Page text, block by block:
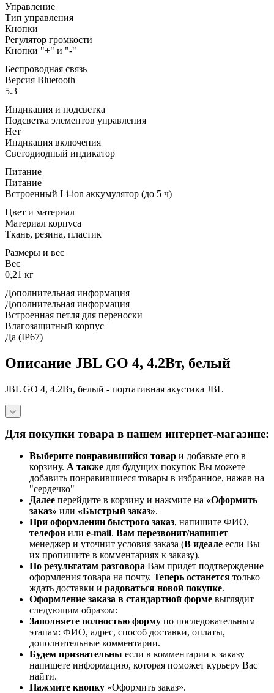
Управление
Тип управления
Кнопки
Регулятор громкости
Кнопки "+" и "-"
Беспроводная связь
Версия Bluetooth
5.3
Индикация и подсветка
Подсветка элементов управления
Нет
Индикация включения
Светодиодный индикатор
Питание
Питание
Встроенный Li-ion аккумулятор (до 5 ч)
Цвет и материал
Материал корпуса
Ткань, резина, пластик
Размеры и вес
Вес
0,21 кг
Дополнительная информация
Дополнительная информация
Встроенная петля для переноски
Влагозащитный корпус
Да (IP67)
Описание JBL GO 4, 4.2Вт, белый
JBL GO 4, 4.2Вт, белый - портативная акустика JBL
Для покупки товара в нашем интернет-магазине:
Выберите понравившийся товар и добавьте его в
корзину. А также для будущих покупок Вы можете
добавить понравившиеся товары в избранное, нажав на
"сердечко"
Далее перейдите в корзину и нажмите на «Оформить
заказ» или «Быстрый заказ».
При оформлении быстрого заказ, напишите ФИО,
телефон или e-mail. Вам перезвонит/напишет
менеджер и уточнит условия заказа (В идеале если Вы
их пропишите в комментариях к заказу).
По результатам разговора Вам придет подтверждение
оформления товара на почту. Теперь останется только
ждать доставки и радоваться новой покупке.
Оформление заказа в стандартной форме выглядит
следующим образом:
Заполняете полностью форму по последовательным
этапам: ФИО, адрес, способ доставки, оплаты,
дополнительные комментарии.
Будем признательны если в комментарии к заказу
напишете информацию, которая поможет курьеру Вас
найти.
Нажмите кнопку «Оформить заказ».